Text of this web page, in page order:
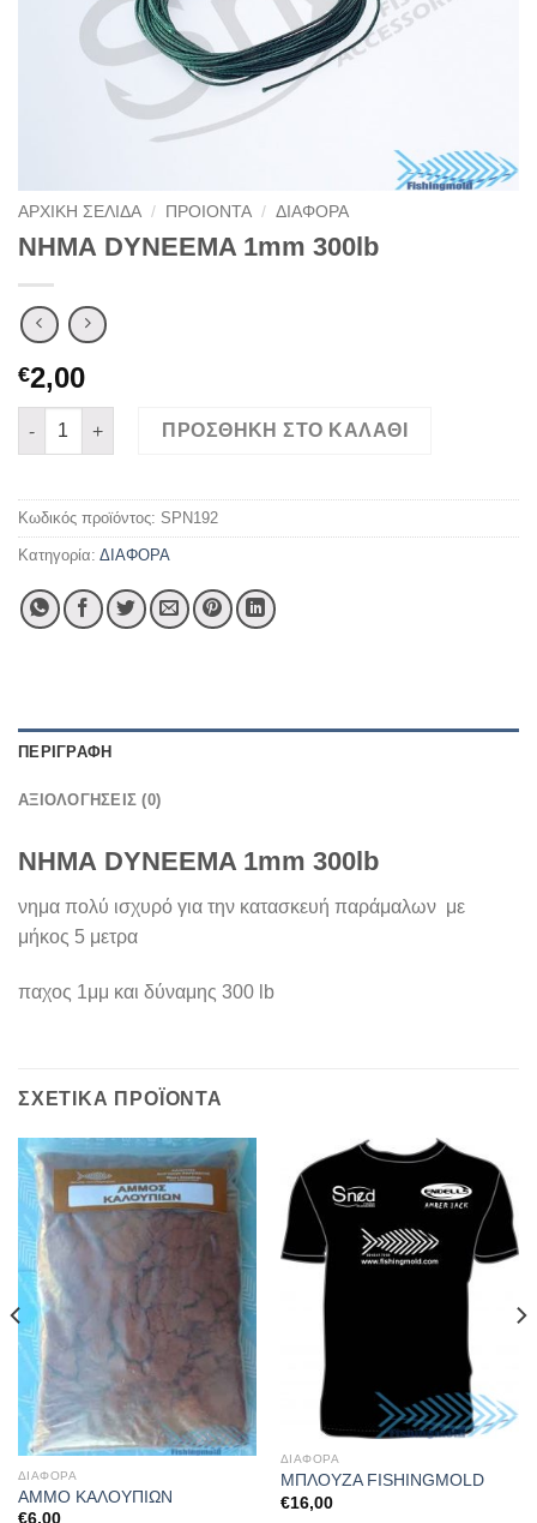
ΑΡΧΙΚΉ ΣΕΛΊΔΑ / ΠΡΟΙΟΝΤΑ / ΔΙΑΦΟΡΑ
ΝΗΜΑ DYNEEMA 1mm 300lb
€2,00
ΝΗΜΑ DYNEEMA 1mm 300lb ποσότητα
ΠΡΟΣΘΉΚΗ ΣΤΟ ΚΑΛΆΘΙ
Κωδικός προϊόντος: SPN192
Κατηγορία: ΔΙΑΦΟΡΑ
ΠΕΡΙΓΡΑΦΉ
ΑΞΙΟΛΟΓΉΣΕΙΣ (0)
ΝΗΜΑ DYNEEMA 1mm 300lb
νημα πολύ ισχυρό για την κατασκευή παράμαλων με
μήκος 5 μετρα
παχος 1μμ και δύναμης 300 lb
ΣΧΕΤΙΚΆ ΠΡΟΪΌΝΤΑ
ΔΙΑΦΟΡΑ
ΑΜΜΟ ΚΑΛΟΥΠΙΩΝ
€6,00
ΔΙΑΦΟΡΑ
ΜΠΛΟΥΖΑ FISHINGMOLD
€16,00